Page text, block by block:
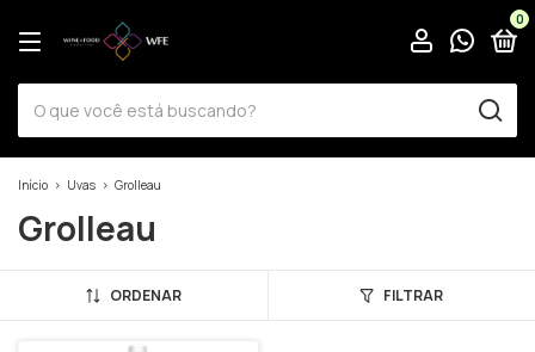
0
Início > Uvas > Grolleau
Grolleau
ORDENAR FILTRAR